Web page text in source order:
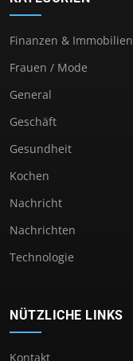
Finanzen & Immobilien
Frauen / Mode
General
Geschäft
Gesundheit
Kochen
Nachricht
Nachrichten
Technologie
NÜTZLICHE LINKS
Kontakt